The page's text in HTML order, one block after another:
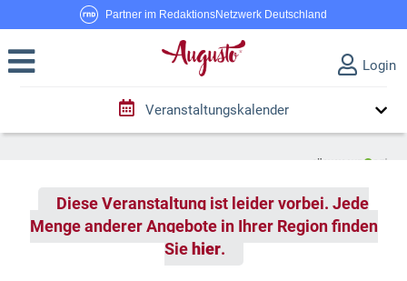
Partner im RedaktionsNetzwerk Deutschland
Login
Veranstaltungskalender
Diese Veranstaltung ist leider vorbei. Jede
Menge anderer Angebote in Ihrer Region finden
Sie hier.